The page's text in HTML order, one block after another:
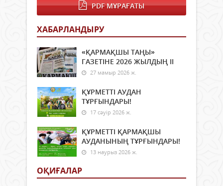
PDF МҰРАҒАТЫ
ХАБАРЛАНДЫРУ
«ҚАРМАҚШЫ ТАҢЫ»
ГАЗЕТІНЕ 2026 ЖЫЛДЫҢ ІI
27 мамыр 2026 ж.
ҚҰРМЕТТІ АУДАН
ТҰРҒЫНДАРЫ!
17 сәуір 2026 ж.
ҚҰРМЕТТІ ҚАРМАҚШЫ
АУДАНЫНЫҢ ТҰРҒЫНДАРЫ!
13 наурыз 2026 ж.
ОҚИҒАЛАР